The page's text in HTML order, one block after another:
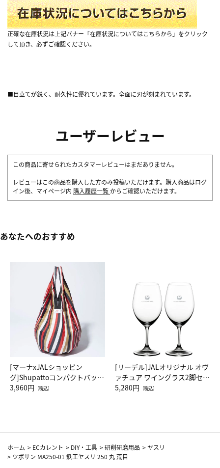
正確な在庫状況は上記バナー「在庫状況についてはこちらから」をクリック
して頂き、必ずご確認ください。
■目立てが鋭く、耐久性に優れています。全面に刃が刻まれています。
ユーザーレビュー
この商品に寄せられたカスタマーレビューはまだありません。
レビューはこの商品を購入した方のみ投稿いただけます。購入商品はログ
イン後、マイページ内 購入履歴一覧 からご確認いただけます。
あなたへのおすすめ
[マーナxJALショッピン
グ]Shupattoコンパクトバッグ
Drop JAL客室乗務員（LC）ス
3,960円 （税込）
[リーデル]JALオリジナル オヴ
ァチュア ワイングラス2脚セッ
ト（レッドワイン）
5,280円 （税込）
ホーム > ECカレント > DIY・工具 >研削研磨用品 >ヤスリ
> ツボサン MA250-01 鉄工ヤスリ 250 丸 荒目